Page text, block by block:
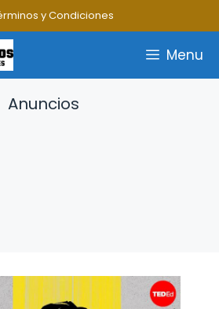
y Condiciones
Menu
Anuncios